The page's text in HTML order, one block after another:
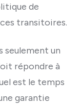
de
transitoires.
seulement un
répondre à
est le temps
garantie